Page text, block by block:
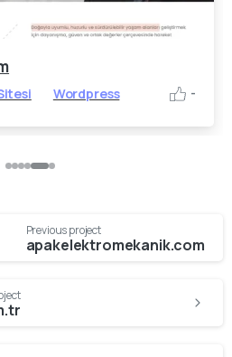
Wordpress -
Previous project
apakelektromekanik.com